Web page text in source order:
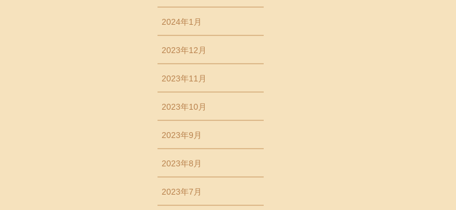
2024年1月
2023年12月
2023年11月
2023年10月
2023年9月
2023年8月
2023年7月